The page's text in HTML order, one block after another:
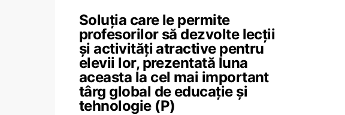
Soluția care le permite
profesorilor să dezvolte lecții
și activități atractive pentru
elevii lor, prezentată luna
aceasta la cel mai important
târg global de educație și
tehnologie (P)